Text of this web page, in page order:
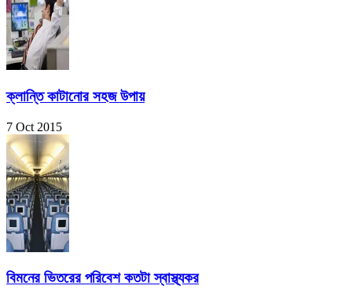
ক্লান্তি কাটানোর সহজ উপায়
7 Oct 2015
বিমনের ভিতরের পরিবেশ কতটা স্বাস্থ্যকর